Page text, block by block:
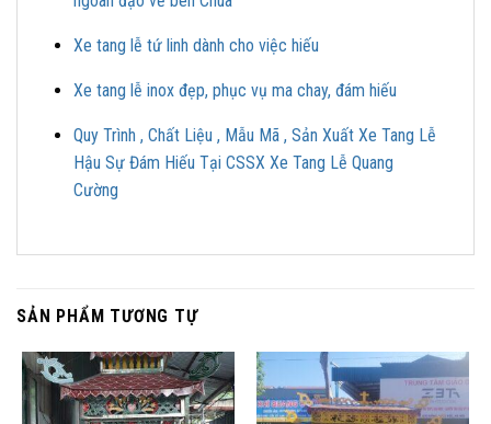
Xe tang lễ tứ linh dành cho việc hiếu
Xe tang lễ inox đẹp, phục vụ ma chay, đám hiếu
Quy Trình , Chất Liệu , Mẫu Mã , Sản Xuất Xe Tang Lễ
Hậu Sự Đám Hiếu Tại CSSX Xe Tang Lễ Quang
Cường
SẢN PHẨM TƯƠNG TỰ